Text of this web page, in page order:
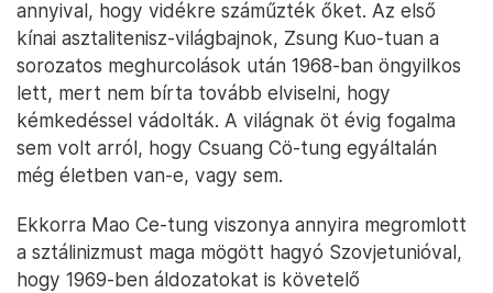
annyival, hogy vidékre száműzték őket. Az első
kínai asztalitenisz-világbajnok, Zsung Kuo-tuan a
sorozatos meghurcolások után 1968-ban öngyilkos
lett, mert nem bírta tovább elviselni, hogy
kémkedéssel vádolták. A világnak öt évig fogalma
sem volt arról, hogy Csuang Cö-tung egyáltalán
még életben van-e, vagy sem.
Ekkorra Mao Ce-tung viszonya annyira megromlott
a sztálinizmust maga mögött hagyó Szovjetunióval,
hogy 1969-ben áldozatokat is követelő